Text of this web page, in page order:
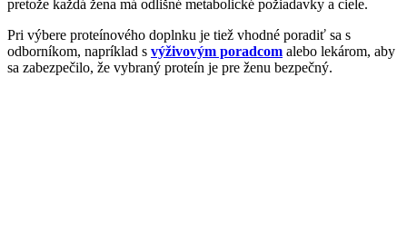
pretože každá žena má odlišné metabolické požiadavky a ciele.
Pri výbere proteínového doplnku je tiež vhodné poradiť sa s
odborníkom, napríklad s výživovým poradcom alebo lekárom, aby
sa zabezpečilo, že vybraný proteín je pre ženu bezpečný.